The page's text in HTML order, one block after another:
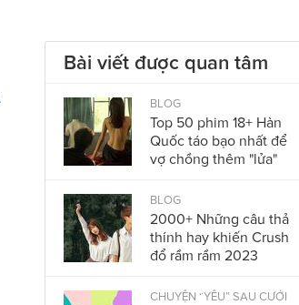
Bài viết được quan tâm
BLOG
Top 50 phim 18+ Hàn
Quốc táo bạo nhất để
vợ chồng thêm "lửa"
BLOG
2000+ Những câu thả
thính hay khiến Crush
đổ rầm rầm 2023
CHUYỆN “YÊU” SAU CƯỚI